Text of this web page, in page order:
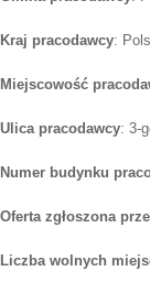
Kraj pracodawcy:
Miejscowość
Ulica pracodawcy: 3-
Numer budynku
Oferta zgłoszona
Liczba wolnych